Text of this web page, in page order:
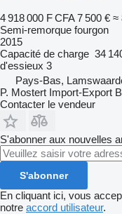
4 918 000 F CFA 7 500 € ≈
Semi-remorque fourgon
2015
Capacité de charge 34
d'essieux 3
Pays-Bas,
P. Mostert Import-Export
Contacter le vendeur
S'abonner aux nouvelles
S'abonner
En cliquant ici, vous
notre accord utilisateur.